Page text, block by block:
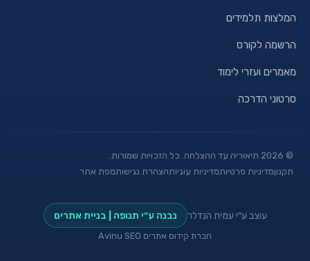
תלמידים
לקורס
ועזרי לימוד
הדרכה
2026 תיאוריה עד ההצלחה. כל הזכויות שמורות.
מדיניות פרטיותמדיניות עוגיות הצהרת נגישותמפת אתר
עוצב ע"י עמית הנדלר נבנה ע"י תנופה | בניית אתרים
חברת קידום אתרים Avinu SEO